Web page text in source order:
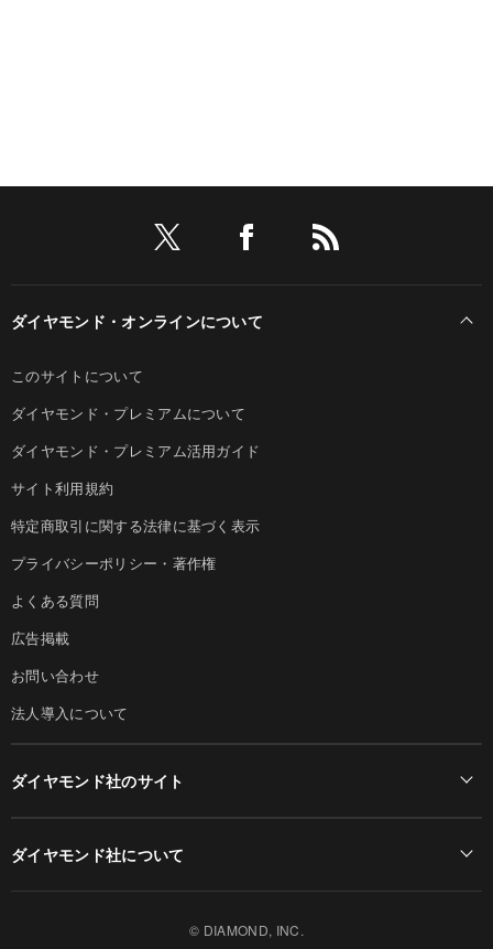
ダイヤモンド・オンラインについて
このサイトについて
ダイヤモンド・プレミアムについて
ダイヤモンド・プレミアム活用ガイド
サイト利用規約
特定商取引に関する法律に基づく表示
プライバシーポリシー・著作権
よくある質問
広告掲載
お問い合わせ
法人導入について
ダイヤモンド社のサイト
ダイヤモンド社について
© DIAMOND, INC.